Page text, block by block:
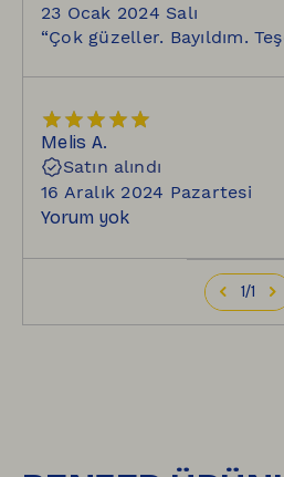
23 Ocak 2024 Salı
“Çok güzeller. Bayıldım.
Melis A.
Satın alındı
16 Aralık 2024 Pazartesi
Yorum yok
1/1